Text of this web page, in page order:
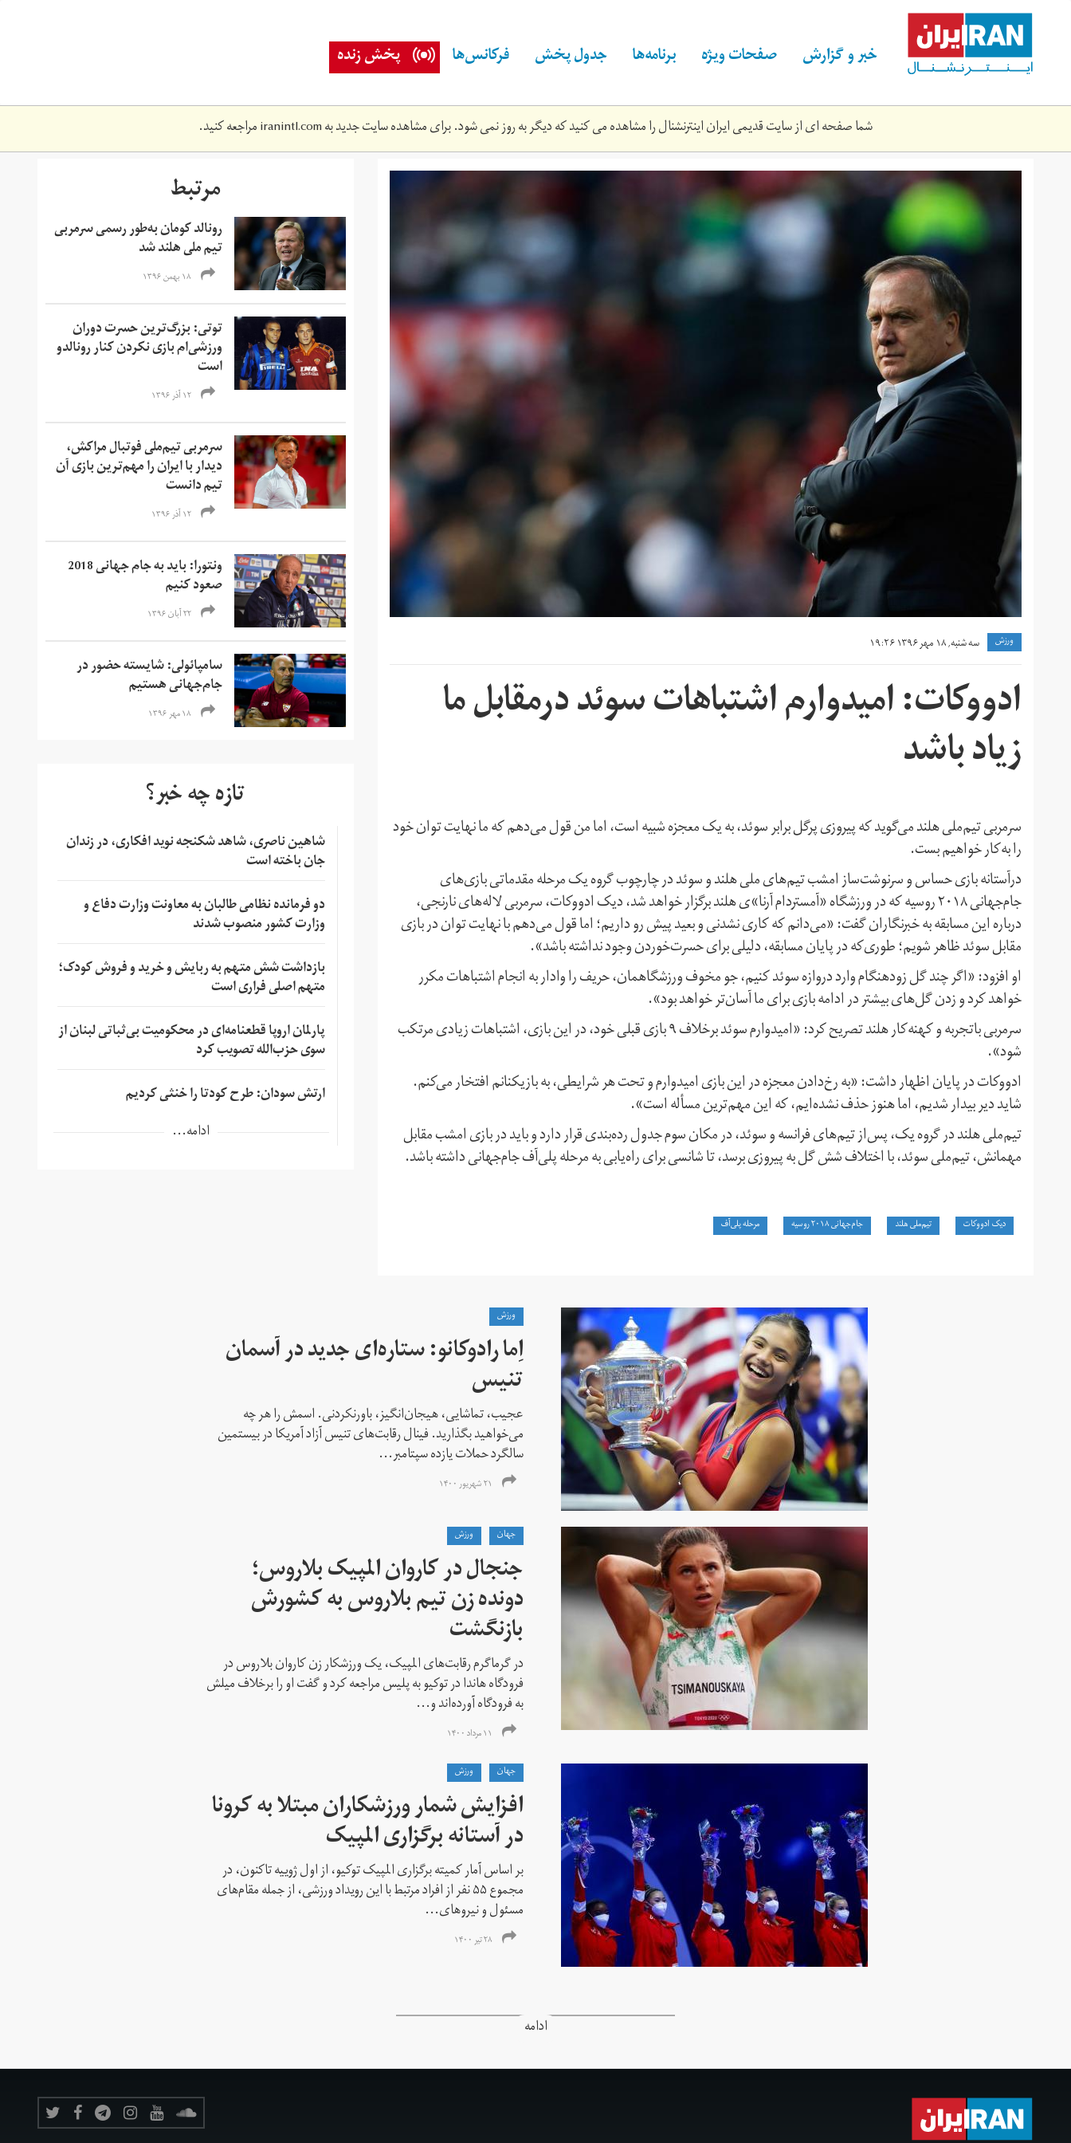
content خبر و گزارش صفحات ویژه برنامه‌ها جدول پخش فرکانس‌ها پخش زنده
شما صفحه ای از سایت قدیمی ایران اینترنشنال را مشاهده می کنید که دیگر به روز نمی شود. برای مشاهده سایت جدید بهiranintl.comمراجعه کنید.
dick-
2.jpg
ورزش سه شنبه, ۱۸ مهر ۱۳۹۶ ۱۹:۲۶
ادووکات: امیدوارم اشتباهات سوئد درمقابل ما
زیاد باشد
سرمربی تیم‌ملی هلند می‌گوید که پیروزی پرگل برابر سوئد، به یک معجزه شبیه است، اما من قول می‌دهم که ما نهایت توان خود
را به‌کار خواهیم بست.
درآستانه بازی حساس و سرنوشت‌ساز امشب تیم‌های ملی هلند و سوئد در چارچوب گروه یک مرحله مقدماتی بازی‌های
جام‌جهانی ۲۰۱۸ روسیه که در ورزشگاه «آمستردام آرنا»ی هلند برگزار خواهد شد، دیک ادووکات، سرمربی لاله‌های نارنجی،
درباره این مسابقه به خبرنگاران گفت: «می‌دانم که کاری نشدنی و بعید پیش رو داریم؛ اما قول می‌دهم با نهایت توان در بازی
مقابل سوئد ظاهر شویم؛ طوری‌که در پایان مسابقه، دلیلی برای حسرت‌خوردن وجود نداشته باشد».
او افزود: «اگر چند گل زودهنگام وارد دروازه سوئد کنیم، جو مخوف ورزشگاهمان، حریف را وادار به انجام اشتباهات مکرر
خواهد کرد و زدن گل‌های بیشتر در ادامه بازی برای ما آسان‌تر خواهد بود».
سرمربی باتجربه و کهنه‌کار هلند تصریح کرد: «امیدوارم سوئد برخلاف ۹ بازی قبلی خود، در این بازی، اشتباهات زیادی مرتکب
شود».
ادووکات در پایان اظهار داشت: «به رخ‌دادن معجزه در این بازی امیدوارم و تحت هر شرایطی، به بازیکنانم افتخار می‌کنم.
شاید دیر بیدار شدیم، اما هنوز حذف نشده‌ایم، که این مهم‌ترین مسأله است».
تیم‌ملی هلند در گروه یک، پس‌از تیم‌های فرانسه و سوئد، در مکان سوم جدول رده‌بندی قرار دارد و باید در بازی امشب مقابل
مهمانش، تیم‌ملی سوئد، با اختلاف شش گل به پیروزی برسد، تا شانسی برای راه‌یابی به مرحله پلی‌آف جام‌جهانی داشته باشد.
دیک ادووکات تیم‌ملی هلند جام‌جهانی ۲۰۱۸ روسیه مرحله پلی‌آف
مرتبط
رونالد کومان به‌طور رسمی سرمربی
تیم ملی هلند شد
۱۸ بهمن ۱۳۹۶
توتی: بزرگ‌ترین حسرت دوران
ورزشی‌ام بازی نکردن کنار رونالدو
است
۱۲ آذر ۱۳۹۶
سرمربی تیم‌ملی فوتبال مراکش،
دیدار با ایران را مهم‌ترین بازی آن
تیم دانست
۱۲ آذر ۱۳۹۶
ونتورا: باید به جام جهانی 2018
صعود کنیم
۲۲ آبان ۱۳۹۶
سامپائولی: شایسته حضور در
جام‌جهانی هستیم
۱۸ مهر ۱۳۹۶
تازه چه خبر؟
شاهین ناصری، شاهد شکنجه نوید افکاری، در زندان
جان باخته است
دو فرمانده نظامی طالبان به معاونت وزارت دفاع و
وزارت کشور منصوب شدند
بازداشت شش متهم به ربایش و خرید و فروش کودک؛
متهم اصلی فراری است
پارلمان اروپا قطعنامه‌ای در محکومیت بی‌ثباتی لبنان از
سوی حزب‌الله تصویب کرد
ارتش سودان: طرح کودتا را خنثی کردیم
ادامه...
ورزش
اِما رادوکانو: ستاره‌ای جدید در آسمان
تنیس
عجیب، تماشایی، هیجان‌انگیز، باورنکردنی. اسمش را هر چه
می‌خواهید بگذارید. فینال رقابت‌های تنیس آزاد آمریکا در بیستمین
سالگرد حملات یازده سپتامبر...
۲۱ شهریور ۱۴۰۰
جهان ورزش
جنجال در کاروان المپیک بلاروس؛
دونده زن تیم بلاروس به کشورش
بازنگشت
در گرماگرم رقابت‌های المپیک، یک ورزشکار زن کاروان بلاروس در
فرودگاه هاندا در توکیو به پلیس مراجعه کرد و گفت او را برخلاف میلش
به فرودگاه آورده‌اند و...
۱۱ مرداد ۱۴۰۰
جهان
ورزش
افزایش شمار ورزشکاران مبتلا به کرونا
در آستانه برگزاری المپیک
بر اساس آمار کمیته برگزاری المپیک توکیو، از اول ژوییه تاکنون، در
مجموع ۵۵ نفر از افراد مرتبط با این رویداد ورزشی، از جمله مقام‌های
مسئول و نیروهای...
۲۸ تیر ۱۴۰۰
ادامه